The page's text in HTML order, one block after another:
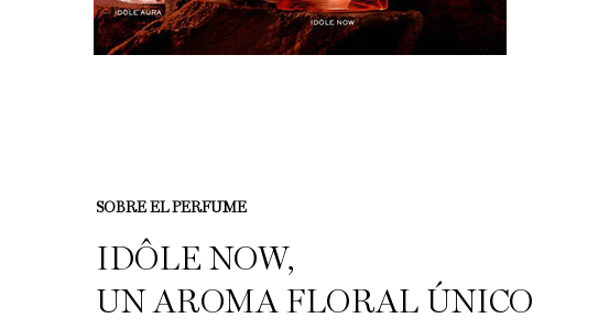
SOBRE EL PERFUME
IDÔLE NOW,
UN AROMA FLORAL ÚNICO